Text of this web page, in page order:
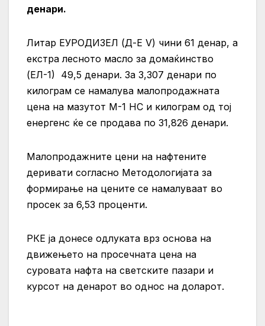
денари.
Литар ЕУРОДИЗЕЛ (Д-Е V) чини 61 денар, а
екстра лесното масло за домаќинство
(ЕЛ-1) 49,5 денари. За 3,307 денари по
килограм се намалува малопродажната
цена на мазутот М-1 НС и килограм од тој
енергенс ќе се продава по 31,826 денари.
Малопродажните цени на нафтените
деривати согласно Методологијата за
формирање на цените се намалуваат во
просек за 6,53 проценти.
РКЕ ја донесе одлуката врз основа на
движењето на просечната цена на
суровата нафта на светските пазари и
курсот на денарот во однос на доларот.